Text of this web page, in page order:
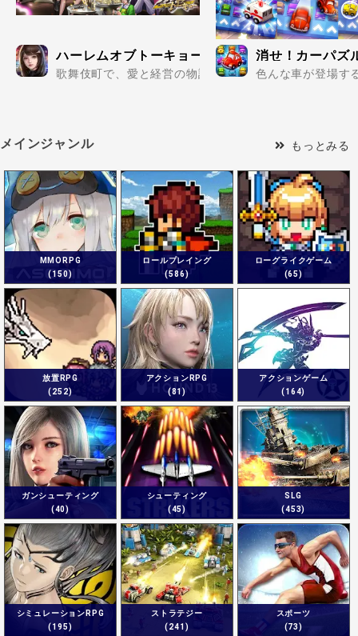
ハーレムオブトーキョー
歌舞伎町で、愛と経営の物語が始まる。美女たちと共に
消せ！カーパズ
色んな車が登場す
メインジャンル もっとみる
MMORPG
(150)
ロールプレイング
(586)
ローグライクゲーム
(65)
放置RPG
(252)
アクションRPG
(81)
アクションゲーム
(164)
ガンシューティング
(40)
シューティング
(45)
SLG
(453)
シミュレーションRPG
(195)
ストラテジー
(241)
スポーツ
(73)